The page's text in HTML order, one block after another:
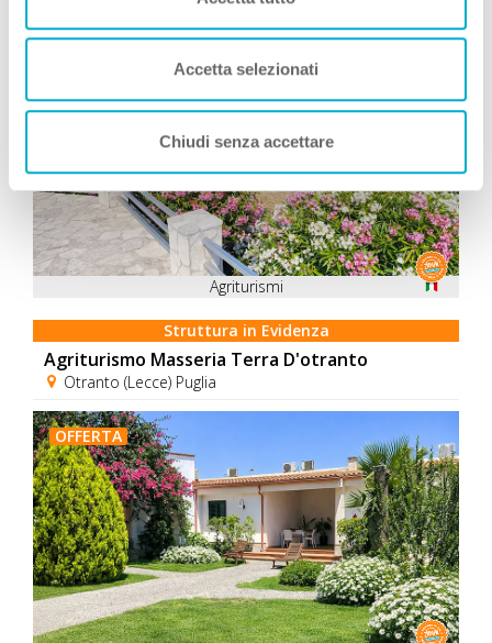
Accetta selezionati
Chiudi senza accettare
Agriturismi
Struttura in Evidenza
Agriturismo Masseria Terra D'otranto
Otranto (Lecce) Puglia
OFFERTA